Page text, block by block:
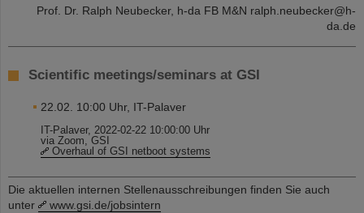
Prof. Dr. Ralph Neubecker, h-da FB M&N ralph.neubecker@h-
da.de
Scientific meetings/seminars at GSI
22.02. 10:00 Uhr, IT-Palaver
IT-Palaver, 2022-02-22 10:00:00 Uhr
via Zoom, GSI
Overhaul of GSI netboot systems
Die aktuellen internen Stellenausschreibungen finden Sie auch
unter
www.gsi.de/jobsintern